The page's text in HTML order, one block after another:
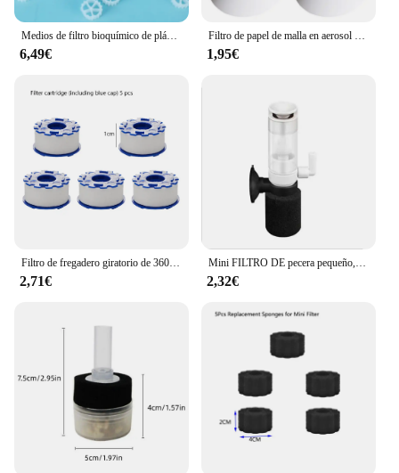
Medios de filtro bioquímico de plástico para cama móvil, filtración de Acuario, pecera, estanque koi, K1, K2, K3
6,49€
Filtro de papel de malla en aerosol para pintura de coche, embudo de filtrado purificador, Filtro de pintura desechable, herramienta de embudos de papel de Micron cónico, 10-300 piezas
1,95€
Filtro de fregadero giratorio de 360 grados, purificador de grifo presurizado Universal, Conector de grifo de baño, accesorios de cocina
2,71€
Mini FILTRO DE pecera pequeño, práctico Filtro de medios, Ultra silencioso, multicapa
2,32€